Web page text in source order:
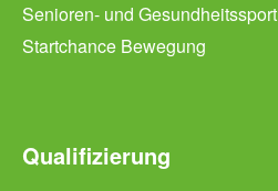
Senioren- und Gesundheitssport
Startchance Bewegung
Qualifizierung